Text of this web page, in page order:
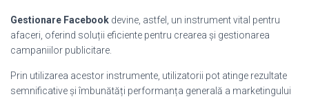
Gestionare Facebook devine, astfel, un instrument vital pentru
afaceri, oferind soluții eficiente pentru crearea și gestionarea
campaniilor publicitare.
Prin utilizarea acestor instrumente, utilizatorii pot atinge rezultate
semnificative și îmbunătăți performanța generală a marketingului